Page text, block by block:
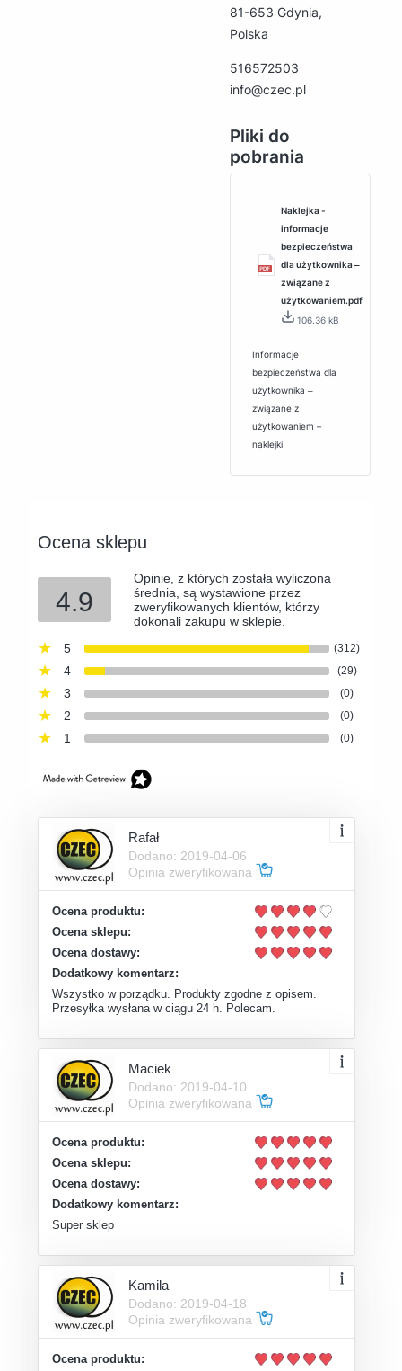
81-653 Gdynia,
Polska
516572503
info@czec.pl
Pliki do
pobrania
Naklejka -
informacje
bezpieczeństwa
dla użytkownika ‒
związane z
użytkowaniem.pdf
106.36 kB
Informacje
bezpieczeństwa dla
użytkownika ‒
związane z
użytkowaniem –
naklejki
Ocena sklepu
4.9
Opinie, z których została wyliczona
średnia, są wystawione przez
zweryfikowanych klientów, którzy
dokonali zakupu w sklepie.
5
(312)
4 (29)
3 (0)
2 (0)
1 (0)
Rafał
Dodano: 2019-04-06
Opinia zweryfikowana
Ocena produktu:
Ocena sklepu:
Ocena dostawy:
Dodatkowy komentarz:
Wszystko w porządku. Produkty zgodne z opisem.
Przesyłka wysłana w ciągu 24 h. Polecam.
Maciek
Dodano: 2019-04-10
Opinia zweryfikowana
Ocena produktu:
Ocena sklepu:
Ocena dostawy:
Dodatkowy komentarz:
Super sklep
Kamila
Dodano: 2019-04-18
Opinia zweryfikowana
Ocena produktu: